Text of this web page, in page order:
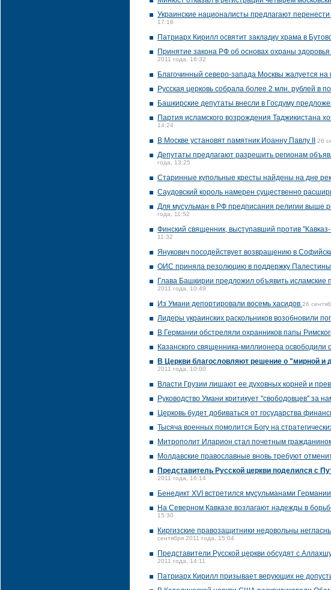
Украинские националисты предлагают
17:16
Патриарх Кирилл освятит закладку храма в
Принятие закона РФ об основах охраны
2011 года, 16:32
Благочинный северо-запада Москвы жалуется
Русская церковь собрала более 2 млн. рублей в
Башкирские депутаты внесли в Госдуму
Партия исламского возрождения Таджикистана
14:24
В Москве установят памятник Иоанну Павлу II
26
Депутаты предлагают разрешить регионам
года, 13:25
Старинные купольные кресты найдены на дне
Саудовский король намерен существенно
Для мусульман в РФ предписания религии выше
года, 11:52
Финский священник, выступавший против
11:32
Янукович посодействует возвращению в
ОИС приняла резолюцию в поддержку Палестины
Глава Башкирии предложил объявить
2011 года, 10:49
Из Умани депортировали восемь хасидов 26
Лидеры украинских раскольников возобновили
В Германии обстреляли охранников папы
Казанского священника-миллионера освободили
В Церкви благословляют решение о "мирной и
2011 года, 10:00
Власти Грузии лишают ее духовных корней и
Руководство Умани критикует "свободовцев" за
Церковь будет добиваться от государства
Тысяча военных помолится Богу на
Митрополит Иларион стал почетным
Молдавские православные вновь требуют
Представитель Русской церкви поделился с
2011 года, 16:14
Бенедикт XVI встретился мусульманами Германии
На Северном Кавказе возлагают надежды в
15:30
Киргизские правозащитники недовольны
сентября 2011 года, 15:04
Представители Русской церкви обсудят с
2011 года, 14:11
Патриарх Кирилл призывает верующих не